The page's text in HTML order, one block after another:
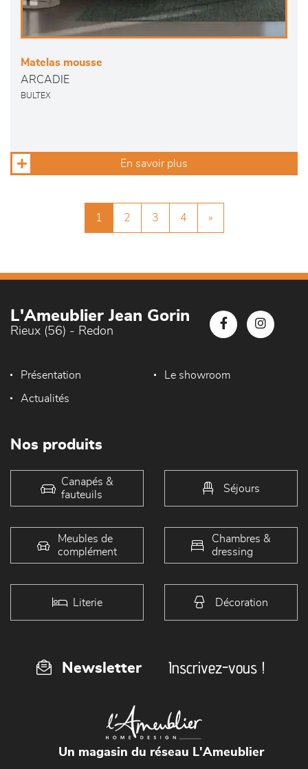
Matelas mousse
ARCADIE
BULTEX
En savoir plus
1 2 3 4 »
L'Ameublier Jean Gorin
Rieux (56) - Redon
Présentation Le showroom
Actualités
Nos produits
Canapés &
fauteuils
Séjours
Meubles de
complément
Chambres &
dressing
Literie Décoration
Newsletter Inscrivez-vous !
Un magasin du réseau L'Ameublier